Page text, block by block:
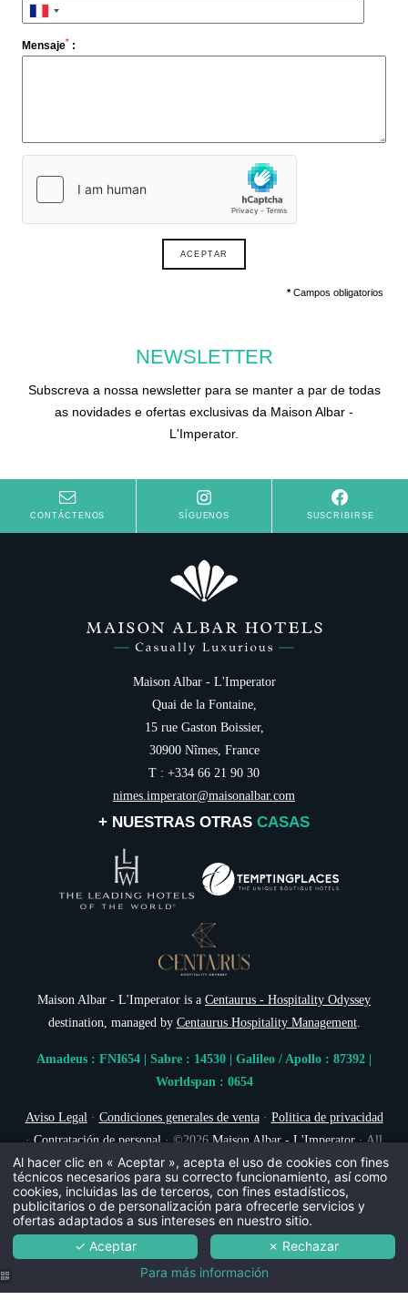
Mensaje* :
ACEPTAR
*Campos obligatorios
NEWSLETTER
Subscreva a nossa newsletter para se manter a par de todas
as novidades e ofertas exclusivas da Maison Albar -
L'Imperator.
CONTÁCTENOS SÍGUENOS SUSCRIBIRSE
Maison Albar - L'Imperator
Quai de la Fontaine,
15 rue Gaston Boissier,
30900 Nîmes, France
T : +334 66 21 90 30
nimes.imperator@maisonalbar.com
+ NUESTRAS OTRAS CASAS
Maison Albar - L'Imperator is a Centaurus - Hospitality Odyssey
destination, managed by Centaurus Hospitality Management.
Amadeus : FNI654 | Sabre : 14530 | Galileo / Apollo : 87392 |
Worldspan : 0654
Aviso Legal · Condiciones generales de venta· Politica de privacidad
·Contratación de personal· ©2026Maison Albar - L'Imperator· All
rights reserved. Crédits Photos : © K Pictures by Stefan Kraus // ©
Mickael Goupil & Marcelo Joulia Naco // © Marcela Grassi // ©
Caroline Lucat ·Cookies·Hapipowered byMMCréation
Contacto & Acceso
Al hacer clic en « Aceptar », acepta el uso de cookies con fines
técnicos necesarios para su correcto funcionamiento, así como
cookies, incluidas las de terceros, con fines estadísticos,
publicitarios o de personalización para ofrecerle servicios y
ofertas adaptados a sus intereses en nuestro sitio.
✓ Aceptar
✗ Rechazar
Para más información